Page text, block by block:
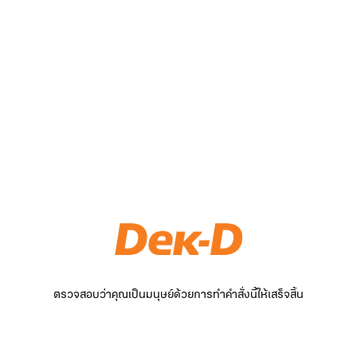
ตรวจสอบว่าคุณเป็นมนุษย์ด้วยการทำคำสั่งนี้ให้เสร็จสิ้น